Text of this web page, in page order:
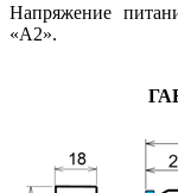
Напряжение
«А2».